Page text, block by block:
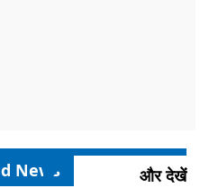
News और देखें